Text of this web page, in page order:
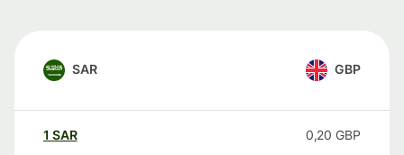
SAR GBP
1 SAR 0,20 GBP